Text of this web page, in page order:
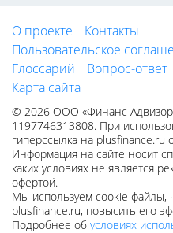
О проекте
Контакты
Пользовательское
Глоссарий
Вопрос-ответ
Карта сайта
© 2026 ООО «Финанс
1197746313808. При
гиперссылка на plusfinance.ru
Информация на сайте носит
каких условиях не является
офертой.
Мы используем cookie файлы,
plusfinance.ru, повысить его
Подробнее об условиях